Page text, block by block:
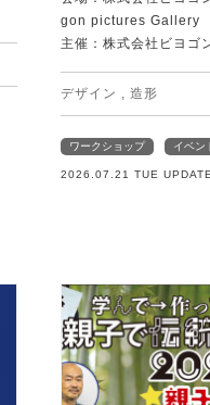
gon pictures Gallery
主催：株式会社ビヨゴ
デザイン , 造形
ワークショップ イベン
2026.07.21 TUE